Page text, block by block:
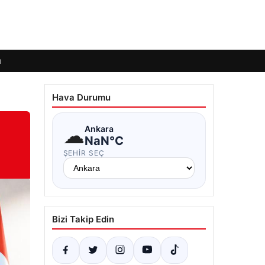
Hava Durumu
☁Ankara
NaN°C
ŞEHIR SEÇ
Bizi Takip Edin